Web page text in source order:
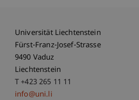
Universität Liechtenstein
Fürst-Franz-Josef-Strasse
9490 Vaduz
Liechtenstein
T +423 265 11 11
info@uni.li